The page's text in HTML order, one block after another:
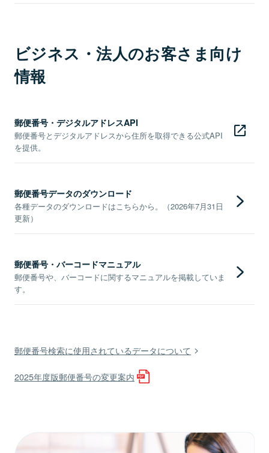
ビジネス・法人のお客さま向け
情報
郵便番号・デジタルアドレスAPI
郵便番号とデジタルアドレスから住所を取得できる公式API
を提供。
郵便番号データのダウンロード
各種データのダウンロードはこちらから。（2026年7月31日
更新）
郵便番号・バーコードマニュアル
郵便番号や、バーコードに関するマニュアルを掲載していま
す。
郵便番号検索に使用されているデータについて
2025年度版郵便番号の変更案内